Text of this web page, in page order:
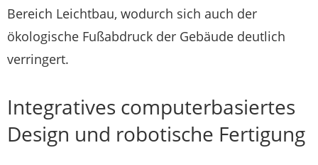
Bereich Leichtbau, wodurch sich auch der
ökologische Fußabdruck der Gebäude deutlich
verringert.
Integratives computerbasiertes
Design und robotische Fertigung